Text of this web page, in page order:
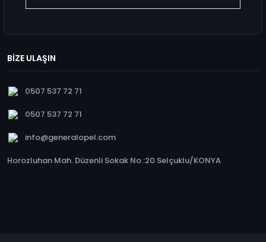
BİZE ULAŞIN
0507 537 72 71
0507 537 72 71
info@generalopel.com
Horozluhan Mah. Düzenli Sokak No.:20 Selçuklu/KONYA